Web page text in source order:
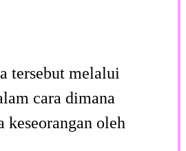
tersebut melalui
cara dimana
keseorangan oleh